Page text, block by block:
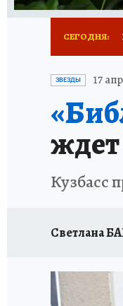
СЕГОДНЯ:
ЗВЕЗДЫ 17
ждет
Кузбасс
Светлана